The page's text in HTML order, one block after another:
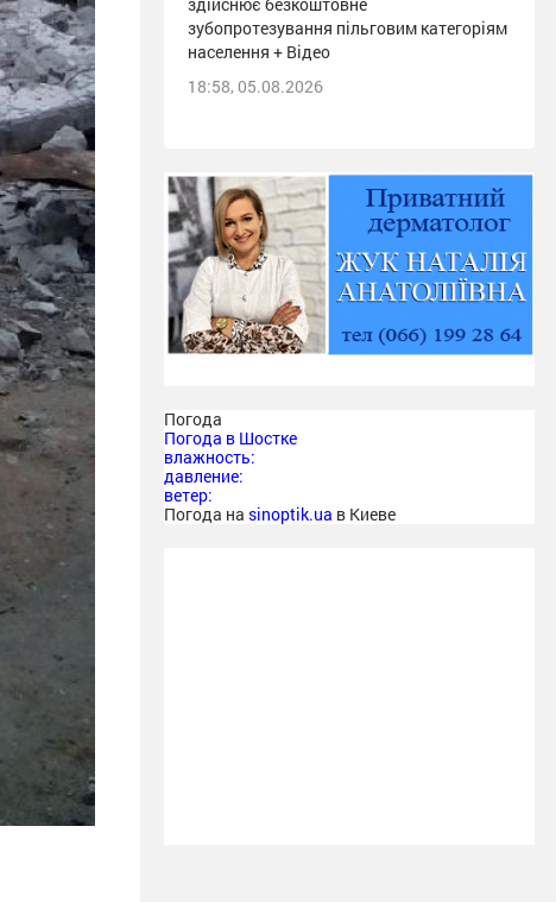
здійснює безкоштовне
зубопротезування пільговим категоріям
населення + Відео
18:58, 05.08.2026
Погода
Погода в Шостке
влажность:
давление:
ветер:
Погода на sinoptik.ua в Киеве